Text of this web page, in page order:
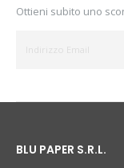
Ottieni subito uno
BLU PAPER S.R.L.